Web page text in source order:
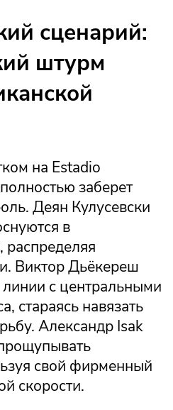
сценарий:
штурм
на Estadio
заберет
Деян Кулусевски
в
распределяя
Виктор Дьёкереш
с центральными
стараясь навязать
Александр Isak
свой фирменный
скорости.